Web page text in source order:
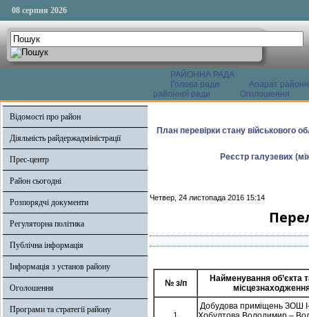
08 серпня 2026
РАЙОННА РАДА
Голова ради
Апарат
районної ради
Оголошення
Відомості про район
Діяльність райдержадміністрації
Прес-центр
Район сьогодні
Розпорядчі документи
Регуляторна політика
Публічна інформація
Інформація з установ району
Оголошення
Програми та стратегії району
План перевірки стану військового
Реєстр галузевих
Четвер, 24 листопада 2016 15:14
№ з/п
Найменування об’єкта
Добудова приміщень ЗОШ І-